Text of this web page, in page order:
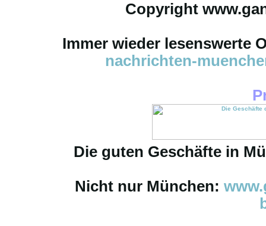
Copyright
Immer wieder lesenswerte
nachrichten-
Die guten Geschäfte in
Nicht nur München: